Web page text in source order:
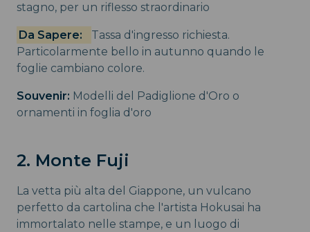
stagno, per un riflesso straordinario
Da Sapere:
Tassa d'ingresso richiesta.
Particolarmente bello in autunno quando le
foglie cambiano colore.
Souvenir: Modelli del Padiglione d'Oro o
ornamenti in foglia d'oro
2. Monte Fuji
La vetta più alta del Giappone, un vulcano
perfetto da cartolina che l'artista Hokusai ha
immortalato nelle stampe, e un luogo di